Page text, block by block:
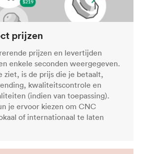
prijzen
prijzen en levertijden
enkele seconden weergegeven.
ziet, is de prijs die je betaalt,
kwaliteitscontrole en
(indien van toepassing).
je ervoor kiezen om CNC
of internationaal te laten